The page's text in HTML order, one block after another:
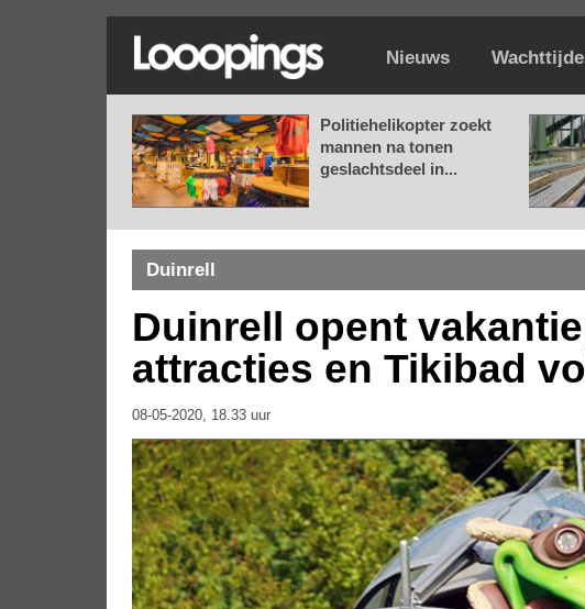
Nieuws
Politiehelikopter zoekt
mannen na tonen
geslachtsdeel in...
Duinrell
Duinrell opent
attracties en Tikibad
08-05-2020, 18.33 uur